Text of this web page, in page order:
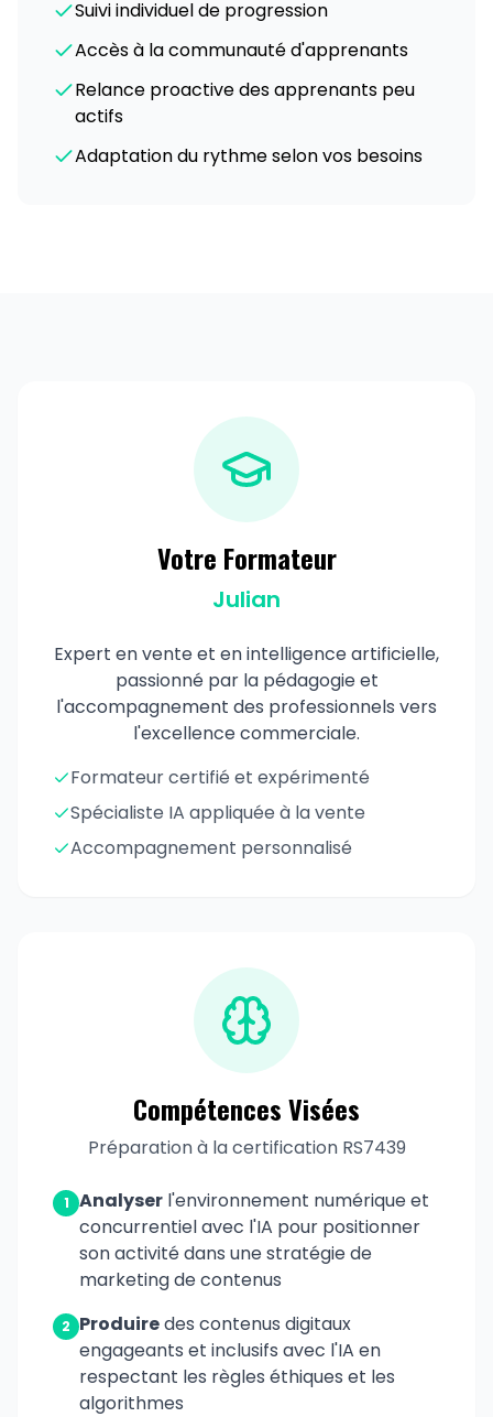
Suivi individuel de progression
Accès à la communauté d'apprenants
Relance proactive des apprenants peu
actifs
Adaptation du rythme selon vos besoins
Votre Formateur
Julian
Expert en vente et en intelligence artificielle,
passionné par la pédagogie et
l'accompagnement des professionnels vers
l'excellence commerciale.
Formateur certifié et expérimenté
Spécialiste IA appliquée à la vente
Accompagnement personnalisé
Compétences Visées
Préparation à la certification RS7439
1 Analyser l'environnement numérique et
concurrentiel avec l'IA pour positionner
son activité dans une stratégie de
marketing de contenus
2 Produiredes contenus digitaux
engageants et inclusifs avec l'IA en
respectant les règles éthiques et les
algorithmes